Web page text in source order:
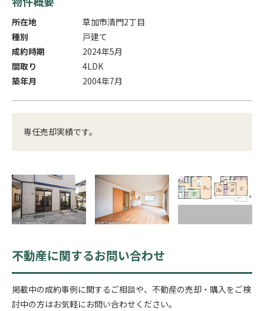
所在地
草加市清門2丁目
種別
戸建て
成約時期
2024年5月
間取り
4LDK
築年月
2004年7月
専任売却実績です。
不動産に関するお問い合わせ
掲載中の成約事例に関するご相談や、不動産の売却・購入をご検
討中の方はお気軽にお問い合わせください。